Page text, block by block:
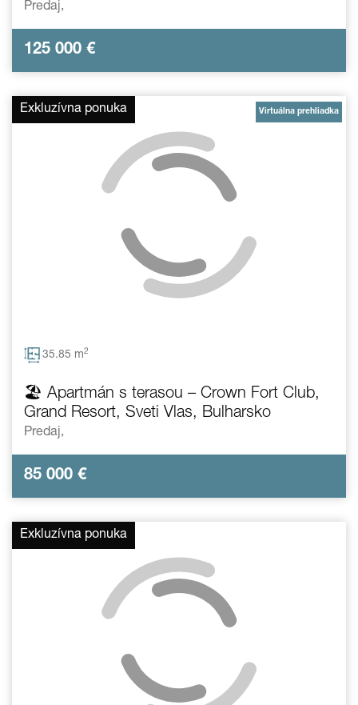
Predaj,
125 000 €
Exkluzívna ponuka Virtuálna prehliadka
35.85 m2
🏖️ Apartmán s terasou – Crown Fort Club,
Grand Resort, Sveti Vlas, Bulharsko
Predaj,
85 000 €
Exkluzívna ponuka